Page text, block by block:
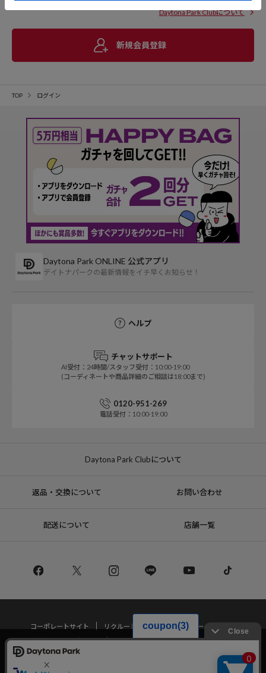
Daytona Park Clubについて
新規会員登録
TOP ログイン
Daytona Park ONLINE 公式アプリ
デイトナパークの最新情報をイチ早くお知らせ！
ヘルプ
チャットサポート
AI受付：24時間/スタッフ受付：10:00-19:00
(コーディネートや商品詳細のご相談は18:00まで)
0120-951-269
電話受付：10:00-19:00
Daytona Park Clubについて
返品・交換について お問い合わせ
配送について 店舗一覧
コーポレートサイト リクルート
サステナブルマークについて
プライバシーポリシー
特定商取引法・古物営業法に基づく表記
当サイトでは利用体験の向上およびコンテンツの最適な提供、トラフィック
の分析を目的としてCookieを使用しています。